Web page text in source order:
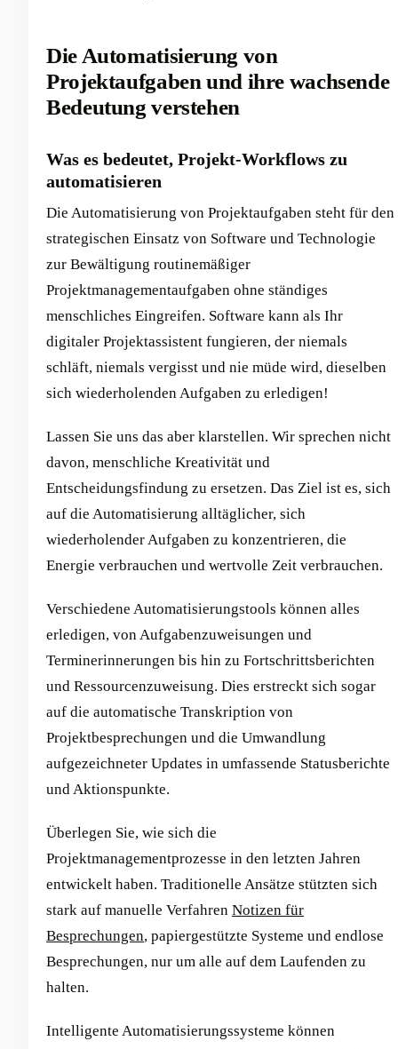
Die Automatisierung von
Projektaufgaben und ihre wachsende
Bedeutung verstehen
Was es bedeutet, Projekt-Workflows zu
automatisieren
Die Automatisierung von Projektaufgaben steht für den
strategischen Einsatz von Software und Technologie
zur Bewältigung routinemäßiger
Projektmanagementaufgaben ohne ständiges
menschliches Eingreifen. Software kann als Ihr
digitaler Projektassistent fungieren, der niemals
schläft, niemals vergisst und nie müde wird, dieselben
sich wiederholenden Aufgaben zu erledigen!
Lassen Sie uns das aber klarstellen. Wir sprechen nicht
davon, menschliche Kreativität und
Entscheidungsfindung zu ersetzen. Das Ziel ist es, sich
auf die Automatisierung alltäglicher, sich
wiederholender Aufgaben zu konzentrieren, die
Energie verbrauchen und wertvolle Zeit verbrauchen.
Verschiedene Automatisierungstools können alles
erledigen, von Aufgabenzuweisungen und
Terminerinnerungen bis hin zu Fortschrittsberichten
und Ressourcenzuweisung. Dies erstreckt sich sogar
auf die automatische Transkription von
Projektbesprechungen und die Umwandlung
aufgezeichneter Updates in umfassende Statusberichte
und Aktionspunkte.
Überlegen Sie, wie sich die
Projektmanagementprozesse in den letzten Jahren
entwickelt haben. Traditionelle Ansätze stützten sich
stark auf manuelle Verfahren Notizen für
Besprechungen, papiergestützte Systeme und endlose
Besprechungen, nur um alle auf dem Laufenden zu
halten.
Intelligente Automatisierungssysteme können